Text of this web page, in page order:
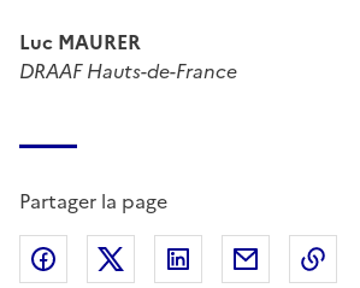
Luc MAURER
DRAAF Hauts-de-France
Partager la page
Partager sur Facebook
Partager sur X
Partager surPartager